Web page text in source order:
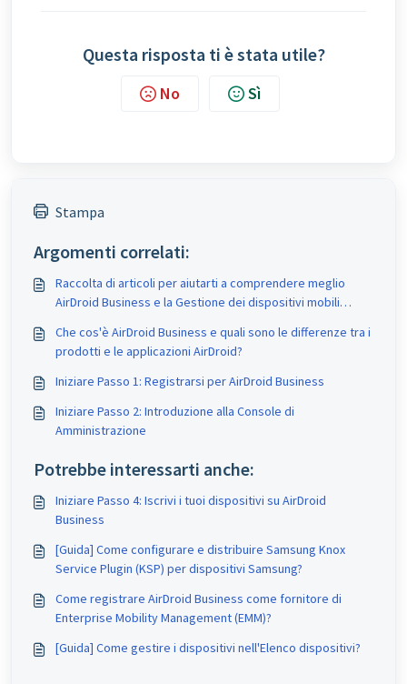
Questa risposta ti è stata utile?
No Sì
Stampa
Argomenti correlati:
Raccolta di articoli per aiutarti a comprendere meglio
AirDroid Business e la Gestione dei dispositivi mobili
Che cos'è AirDroid Business e quali sono le differenze tra i
prodotti e le applicazioni AirDroid?
Iniziare Passo 1: Registrarsi per AirDroid Business
Iniziare Passo 2: Introduzione alla Console di
Amministrazione
Potrebbe interessarti anche:
Iniziare Passo 4: Iscrivi i tuoi dispositivi su AirDroid
Business
[Guida] Come configurare e distribuire Samsung Knox
Service Plugin (KSP) per dispositivi Samsung?
Come registrare AirDroid Business come fornitore di
Enterprise Mobility Management (EMM)?
[Guida] Come gestire i dispositivi nell'Elenco dispositivi?